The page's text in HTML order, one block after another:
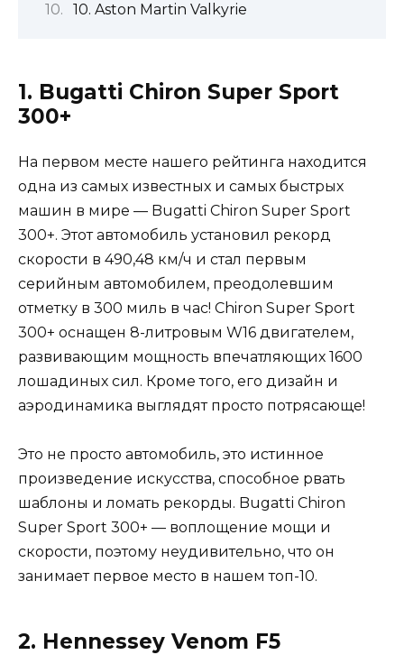
10. Aston Martin Valkyrie
1. Bugatti Chiron Super Sport
300+
На первом месте нашего рейтинга находится
одна из самых известных и самых быстрых
машин в мире — Bugatti Chiron Super Sport
300+. Этот автомобиль установил рекорд
скорости в 490,48 км/ч и стал первым
серийным автомобилем, преодолевшим
отметку в 300 миль в час! Chiron Super Sport
300+ оснащен 8-литровым W16 двигателем,
развивающим мощность впечатляющих 1600
лошадиных сил. Кроме того, его дизайн и
аэродинамика выглядят просто потрясающе!
Это не просто автомобиль, это истинное
произведение искусства, способное рвать
шаблоны и ломать рекорды. Bugatti Chiron
Super Sport 300+ — воплощение мощи и
скорости, поэтому неудивительно, что он
занимает первое место в нашем топ-10.
2. Hennessey Venom F5